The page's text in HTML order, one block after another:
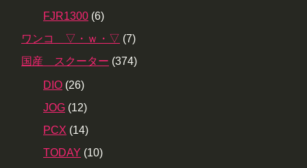
FJR1300 (6)
ワンコ ▽・ｗ・▽ (7)
国産 スクーター (374)
DIO (26)
JOG (12)
PCX (14)
TODAY (10)